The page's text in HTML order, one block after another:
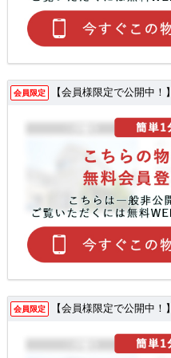
会員限定 【会員様限定で公開中！】
会員限定 【会員様限定で公開中！】